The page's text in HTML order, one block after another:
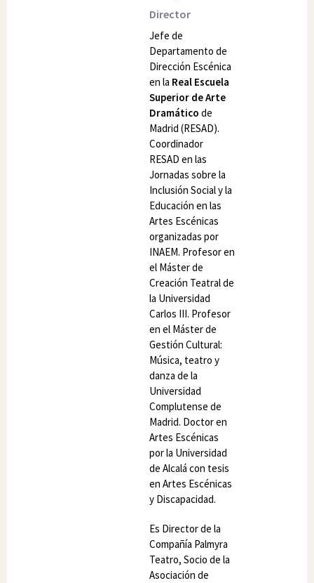
Director
Jefe de
Departamento de
Dirección Escénica
en la Real Escuela
Superior de Arte
Dramático de
Madrid (RESAD).
Coordinador
RESAD en las
Jornadas sobre la
Inclusión Social y la
Educación en las
Artes Escénicas
organizadas por
INAEM. Profesor en
el Máster de
Creación Teatral de
la Universidad
Carlos III. Profesor
en el Máster de
Gestión Cultural:
Música, teatro y
danza de la
Universidad
Complutense de
Madrid. Doctor en
Artes Escénicas
por la Universidad
de Alcalá con tesis
en Artes Escénicas
y Discapacidad.
Es Director de la
Compañía Palmyra
Teatro, Socio de la
Asociación de